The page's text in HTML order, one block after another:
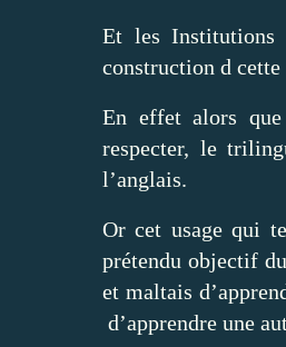
Et les Institutions
construction d
En effet alors que
respecter, le
l’anglais.
Or cet usage qui
prétendu objectif
et maltais
d’apprendre une